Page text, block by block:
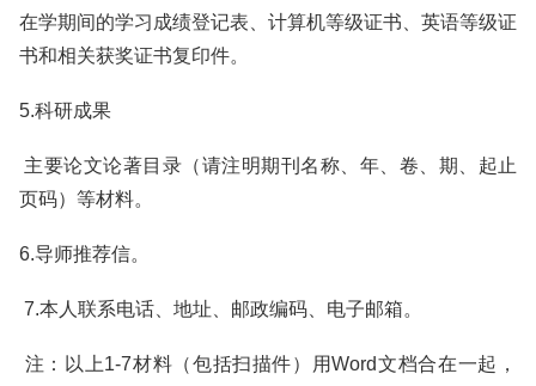
在学期间的学习成绩登记表、计算机等级证书、英语等级证
书和相关获奖证书复印件。
5.科研成果
主要论文论著目录（请注明期刊名称、年、卷、期、起止
页码）等材料。
6.导师推荐信。
7.本人联系电话、地址、邮政编码、电子邮箱。
注：以上1-7材料（包括扫描件）用Word文档合在一起，